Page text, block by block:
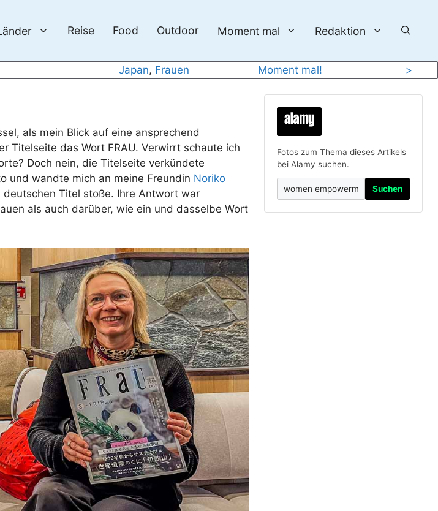
Reise Food Outdoor Moment mal Redaktion
Japan, Frauen Moment mal! >
als mein Blick auf eine ansprechend
Titelseite das Wort FRAU. Verwirrt schaute ich
Doch nein, die Titelseite verkündete
und wandte mich an meine Freundin Noriko
Titel stoße. Ihre Antwort war
als auch darüber, wie ein und dasselbe Wort
Fotos zum Thema dieses Artikels
bei Alamy suchen.
Suchen